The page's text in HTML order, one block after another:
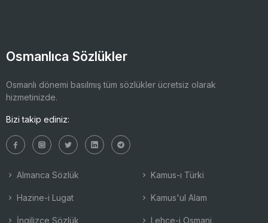
Osmanlıca Sözlükler
Osmanlı dönemi basılmış tüm sözlükler ücretsiz olarak
hizmetinizde.
Bizi takip ediniz:
Almanca Sözlük
Hazine-i Lugat
İngilizce Sözlük
Kamus-ı Türki
Kamus'ul Alam
Lehçe-i Osmani